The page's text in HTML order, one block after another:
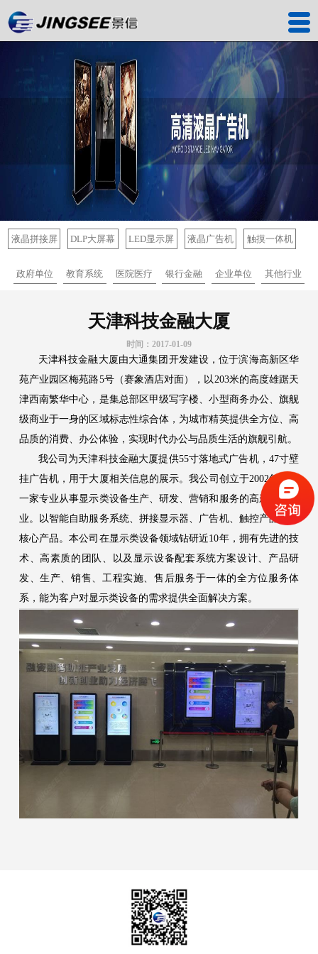
产品中心
工程案例
解决方案
服务中心
关于我们
联系我们
深圳工厂
液晶拼接屏 DLP大屏幕 LED显示屏 液晶广告机 触摸一体机
政府单位 教育系统 医院医疗 银行金融 企业单位 其他行业
天津科技金融大厦
时间：2017-01-09
天津科技金融大厦由大通集团开发建设，位于滨海高新区华
苑产业园区梅苑路5号（赛象酒店对面），以203米的高度雄踞天
津西南繁华中心，是集总部区甲级写字楼、小型商务办公、旗舰
级商业于一身的区域标志性综合体，为城市精英提供全方位、高
品质的消费、办公体验，实现时代办公与品质生活的旗舰引航。
我公司为天津科技金融大厦提供55寸落地式广告机，47寸壁
挂广告机，用于大厦相关信息的展示。我公司创立于2002年，是
一家专业从事显示类设备生产、研发、营销和服务的高新技术企
业。以智能自助服务系统、拼接显示器、广告机、触控产品等为
核心产品。本公司在显示类设备领域钻研近10年，拥有先进的技
术、高素质的团队、以及显示设备配套系统方案设计、产品研
发、生产、销售、工程实施、售后服务于一体的全方位服务体
系，能为客户对显示类设备的需求提供全面解决方案。